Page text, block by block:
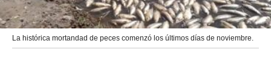
La histórica mortandad de peces comenzó los últimos días de noviembre.